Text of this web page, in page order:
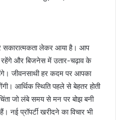
लेकर आया है। आप
रहेंगे और बिजनेस में उतार-चढ़ाव के
जीवनसाथी हर कदम पर आपका
आर्थिक स्थिति पहले से बेहतर होती
जो लंबे समय से मन पर बोझ बनी
प्रॉपर्टी खरीदने का विचार भी